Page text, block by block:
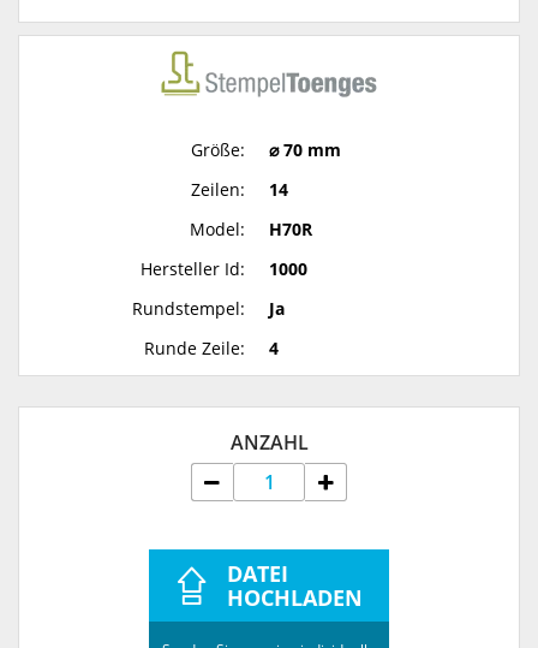
Größe:
⌀ 70 mm
Zeilen:
14
Model:
H70R
Hersteller Id:
1000
Rundstempel:
Ja
Runde Zeile:
4
ANZAHL
DATEI
HOCHLADEN